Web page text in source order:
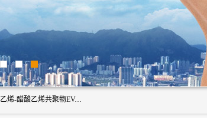
东莞市恒屹国际贸易有限公司（简称：恒屹国际）是一家石化原料综合营销服务商，主营产品乙烯-醋酸乙烯共聚物EVA、聚酰胺PA（尼龙）、醚酯型热塑弹性体TPEE等，公司秉承以市场为导向的战略思想，致力于大宗石化原料在中国市场的营销服务业务，为客户提供一站式的全面服务。